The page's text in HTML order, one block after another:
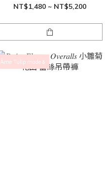
NT$1,480 ~ NT$5,200
Âme Tulip made🌷